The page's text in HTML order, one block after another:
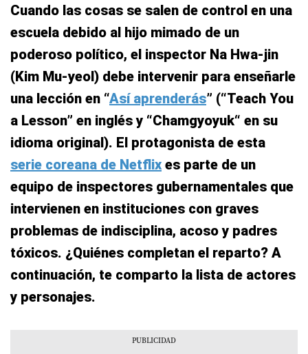
Cuando las cosas se salen de control en una
escuela debido al hijo mimado de un
poderoso político, el inspector Na Hwa‑jin
(Kim Mu-yeol) debe intervenir para enseñarle
una lección en “Así aprenderás” (“Teach You
a Lesson” en inglés y “Chamgyoyuk“ en su
idioma original). El protagonista de esta
serie coreana de Netflix es parte de un
equipo de inspectores gubernamentales que
intervienen en instituciones con graves
problemas de indisciplina, acoso y padres
tóxicos. ¿Quiénes completan el reparto? A
continuación, te comparto la lista de actores
y personajes.